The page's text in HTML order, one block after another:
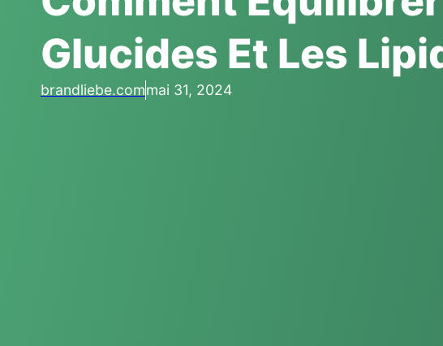
Glucides Et Les
brandliebe.commai 31, 2024